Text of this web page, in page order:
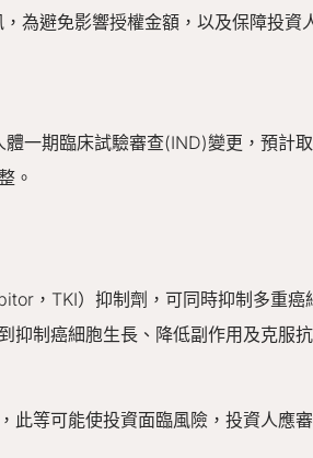
為避免影響授權金額，以及保障投資
一期臨床試驗審查(IND)變更，預計
。
，TKI）抑制劑，可同時抑制多重癌
抑制癌細胞生長、降低副作用及克服
此等可能使投資面臨風險，投資人應